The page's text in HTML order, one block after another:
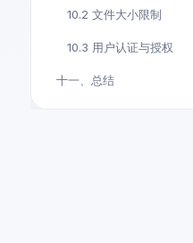
10.2 文件大小限制
10.3 用户认证与授权
十一、总结